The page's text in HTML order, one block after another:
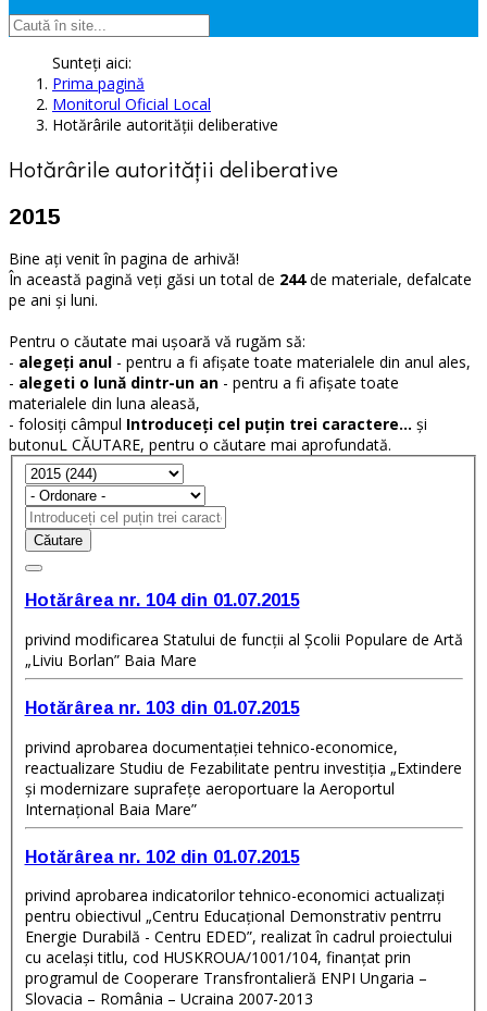
Sunteți aici:
Prima pagină
Monitorul Oficial Local
Hotărârile autorităţii deliberative
Hotărârile autorităţii deliberative
2015
Bine ați venit în pagina de arhivă!
În această pagină veți găsi un total de 244de materiale, defalcate
pe ani și luni.
Pentru o căutate mai ușoară vă rugăm să:
- alegeți anul - pentru a fi afișate toate materialele din anul ales,
- alegeti o lună dintr-un an - pentru a fi afișate toate
materialele din luna aleasă,
- folosiți câmpul Introduceți cel puțin trei caractere... și
butonuL CĂUTARE, pentru o căutare mai aprofundată.
Căutare
Hotărârea nr. 104 din 01.07.2015
privind modificarea Statului de funcţii al Şcolii Populare de Artă
„Liviu Borlan” Baia Mare
Hotărârea nr. 103 din 01.07.2015
privind aprobarea documentaţiei tehnico-economice,
reactualizare Studiu de Fezabilitate pentru investiţia „Extindere
şi modernizare suprafeţe aeroportuare la Aeroportul
Internaţional Baia Mare”
Hotărârea nr. 102 din 01.07.2015
privind aprobarea indicatorilor tehnico-economici actualizaţi
pentru obiectivul „Centru Educaţional Demonstrativ pentrru
Energie Durabilă - Centru EDED”, realizat în cadrul proiectului
cu acelaşi titlu, cod HUSKROUA/1001/104, finanţat prin
programul de Cooperare Transfrontalieră ENPI Ungaria –
Slovacia – România – Ucraina 2007-2013